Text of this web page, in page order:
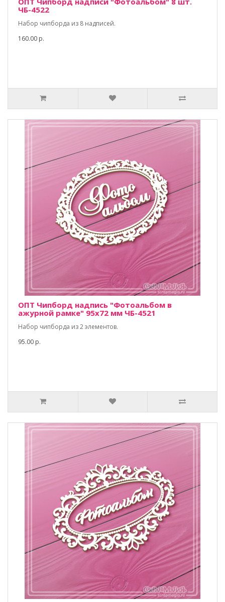
ЧБ-4522
Набор чипборда из 8 надписей.
160.00 р.
ОПТ Чипборд надпись "Фотоальбом в
ажурной рамке" 95х72 мм ЧБ-4521
Набор чипборда из 2 элементов.
95.00 р.